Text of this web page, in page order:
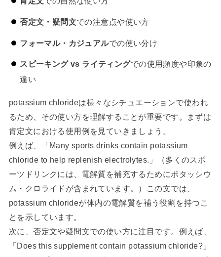
否定文・疑問文での注意点や使い方
フォーマル・カジュアルでの使い分け
スピーキング vs ライティングでの使用頻度や印象の
違い
potassium chlorideは様々なシチュエーションで使われ
るため、その使い方を理解することが重要です。まずは
肯定文における使用例を見ていきましょう。
例えば、「Many sports drinks contain potassium
chloride to help replenish electrolytes.」（多くのスポ
ーツドリンクには、電解質を補充するためにポタッシウ
ム・クロライドが含まれています。）この文では、
potassium chlorideが体内の電解質を補う役割を持つこ
とを示しています。
次に、否定文や疑問文での使い方に注目です。例えば、
「Does this supplement contain potassium chloride?」